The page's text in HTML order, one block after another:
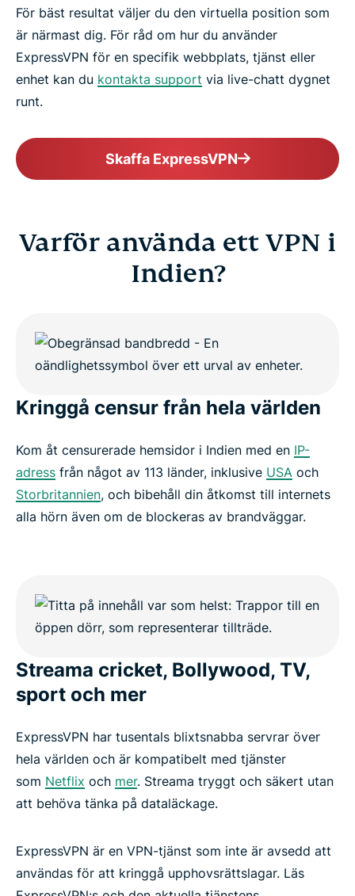
För bäst resultat väljer du den virtuella position som
är närmast dig. För råd om hur du använder
ExpressVPN för en specifik webbplats, tjänst eller
enhet kan du kontakta support via live-chatt dygnet
runt.
Skaffa ExpressVPN
Varför använda ett VPN i
Indien?
Kringgå censur från hela världen
Kom åt censurerade hemsidor i Indien med en IP-
adress från något av 113 länder, inklusive USA och
Storbritannien, och bibehåll din åtkomst till internets
alla hörn även om de blockeras av brandväggar.
Streama cricket, Bollywood, TV,
sport och mer
ExpressVPN har tusentals blixtsnabba servrar över
hela världen och är kompatibelt med tjänster
som Netflix och mer. Streama tryggt och säkert utan
att behöva tänka på dataläckage.
ExpressVPN är en VPN-tjänst som inte är avsedd att
användas för att kringgå upphovsrättslagar. Läs